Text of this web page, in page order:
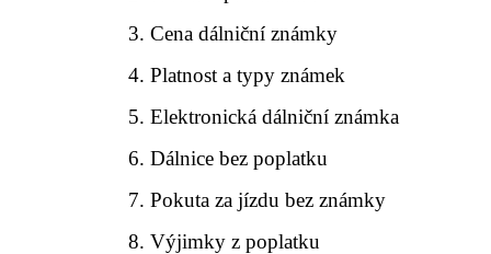
Cena dálniční známky
Platnost a typy známek
Elektronická dálniční známka
Dálnice bez poplatku
Pokuta za jízdu bez známky
Výjimky z poplatku